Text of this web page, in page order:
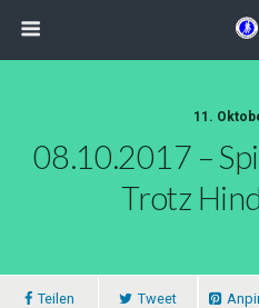
11.
08.10.2017 –
Trotz
Teilen Tweet